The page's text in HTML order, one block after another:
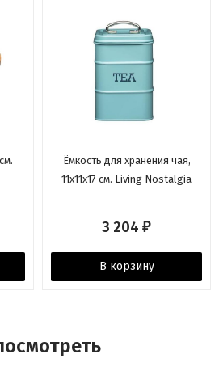
Ёмкость для хранения чая,
11х11х17 см. Living Nostalgia
3 204 ₽
В корзину